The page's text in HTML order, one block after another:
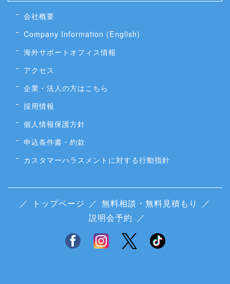
会社概要
Company Information (English)
海外サポートオフィス情報
アクセス
企業・法人の方はこちら
採用情報
個人情報保護方針
申込条件書・約款
カスタマーハラスメントに対する行動指針
／ トップページ ／ 無料相談・無料見積もり
／
説明会予約 ／